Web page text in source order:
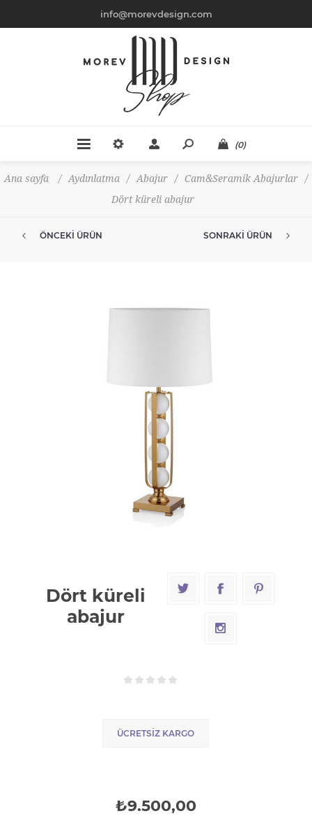
info@morevdesign.com
(0)
Ana sayfa / Aydınlatma / Abajur / Cam&Seramik Abajurlar
/
Dört küreli abajur
ÖNCEKI ÜRÜN SONRAKI ÜRÜN
Dört küreli
abajur
ÜCRETSIZ KARGO
₺9.500,00